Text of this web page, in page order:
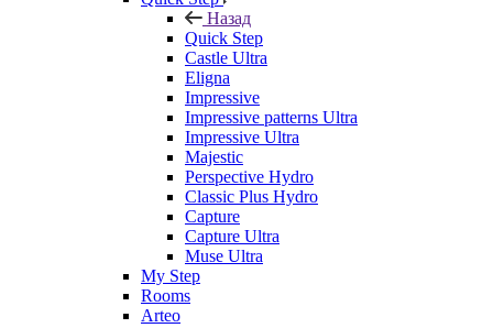
Назад
Quick Step
Castle Ultra
Eligna
Impressive
Impressive patterns Ultra
Impressive Ultra
Majestic
Perspective Hydro
Classic Plus Hydro
Capture
Capture Ultra
Muse Ultra
My Step
Rooms
Arteo